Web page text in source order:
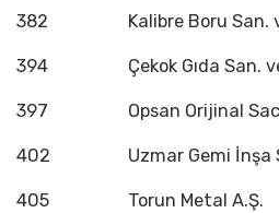
382 Kalibre Boru San.
394 Çekok Gıda San.
397 Opsan Orijinal
402 Uzmar Gemi İnşa
405 Torun Metal A.Ş.